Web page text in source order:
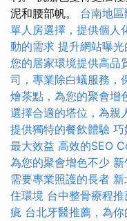
泥和腰部帆。 台南地
單人房選擇，提供個人
動的需求 提升網站曝
您的居家環境提供高品
司，專業除白蟻服務，
燴茶點，為您的聚會增
選擇合適的塔位，為親
提供獨特的餐飲體驗 巧
最大效益 高效的SEO
為您的聚會增色不少
需要專業照護的長者
住環境 台中整骨療程推
疵 台北牙醫推薦，為